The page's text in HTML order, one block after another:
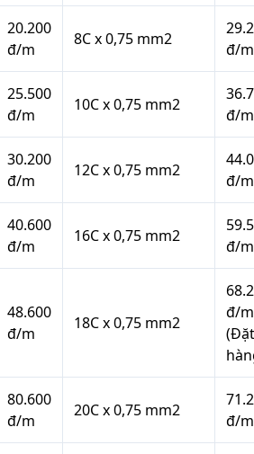
20.200
đ/m
8C x 0,75 mm2
đ/m
25.500
đ/m
10C x 0,75 mm2
đ/m
30.200
đ/m
12C x 0,75 mm2
đ/m
40.600
đ/m
16C x 0,75 mm2
đ/m
48.600
đ/m
18C x 0,75 mm2
đ/m
(Đặt
80.600
đ/m
20C x 0,75 mm2
đ/m